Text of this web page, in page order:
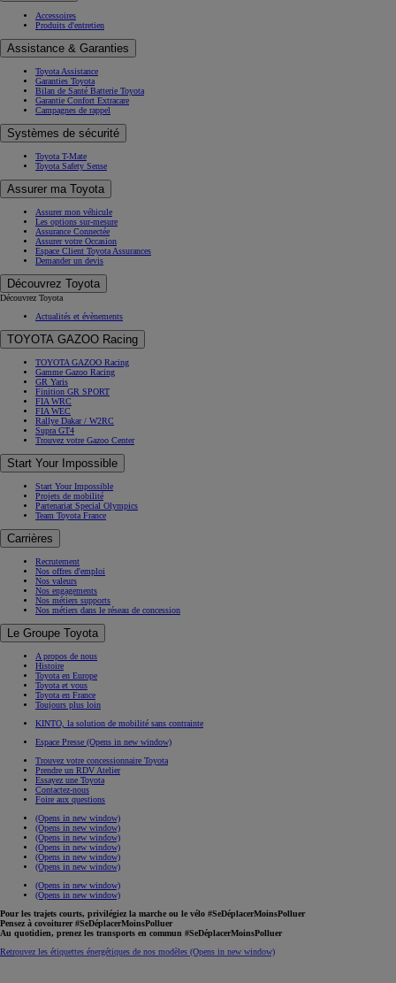
Accessoires
Produits d'entretien
Assistance & Garanties
Toyota Assistance
Garanties Toyota
Bilan de Santé Batterie Toyota
Garantie Confort Extracare
Campagnes de rappel
Systèmes de sécurité
Toyota T-Mate
Toyota Safety Sense
Assurer ma Toyota
Assurer mon véhicule
Les options sur-mesure
Assurance Connectée
Assurer votre Occasion
Espace Client Toyota Assurances
Demander un devis
Découvrez Toyota
Découvrez Toyota
Actualités et évènements
TOYOTA GAZOO Racing
TOYOTA GAZOO Racing
Gamme Gazoo Racing
GR Yaris
Finition GR SPORT
FIA WRC
FIA WEC
Rallye Dakar / W2RC
Supra GT4
Trouvez votre Gazoo Center
Start Your Impossible
Start Your Impossible
Projets de mobilité
Partenariat Special Olympics
Team Toyota France
Carrières
Recrutement
Nos offres d'emploi
Nos valeurs
Nos engagements
Nos métiers supports
Nos métiers dans le réseau de concession
Le Groupe Toyota
A propos de nous
Histoire
Toyota en Europe
Toyota et vous
Toyota en France
Toujours plus loin
KINTO, la solution de mobilité sans contrainte
Espace Presse (Opens in new window)
Trouvez votre concessionnaire Toyota
Prendre un RDV Atelier
Essayez une Toyota
Contactez-nous
Foire aux questions
(Opens in new window)
(Opens in new window)
(Opens in new window)
(Opens in new window)
(Opens in new window)
(Opens in new window)
(Opens in new window)
(Opens in new window)
Pour les trajets courts, privilégiez la marche ou le vélo #SeDéplacerMoinsPolluer
Pensez à covoiturer #SeDéplacerMoinsPolluer
Au quotidien, prenez les transports en commun #SeDéplacerMoinsPolluer
Retrouvez les étiquettes énergétiques de nos modèles (Opens in new window)